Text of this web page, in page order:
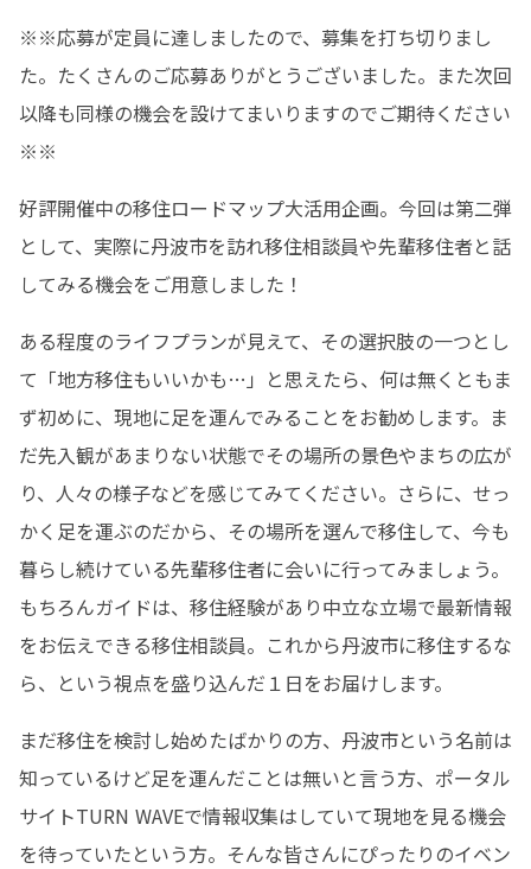
※※応募が定員に達しましたので、募集を打ち切りまし
た。たくさんのご応募ありがとうございました。また次回
以降も同様の機会を設けてまいりますのでご期待ください
※※
好評開催中の移住ロードマップ大活用企画。今回は第二弾
として、実際に丹波市を訪れ移住相談員や先輩移住者と話
してみる機会をご用意しました！
ある程度のライフプランが見えて、その選択肢の一つとし
て「地方移住もいいかも…」と思えたら、何は無くともま
ず初めに、現地に足を運んでみることをお勧めします。ま
だ先入観があまりない状態でその場所の景色やまちの広が
り、人々の様子などを感じてみてください。さらに、せっ
かく足を運ぶのだから、その場所を選んで移住して、今も
暮らし続けている先輩移住者に会いに行ってみましょう。
もちろんガイドは、移住経験があり中立な立場で最新情報
をお伝えできる移住相談員。これから丹波市に移住するな
ら、という視点を盛り込んだ１日をお届けします。
まだ移住を検討し始めたばかりの方、丹波市という名前は
知っているけど足を運んだことは無いと言う方、ポータル
サイトTURN WAVEで情報収集はしていて現地を見る機会
を待っていたという方。そんな皆さんにぴったりのイベン